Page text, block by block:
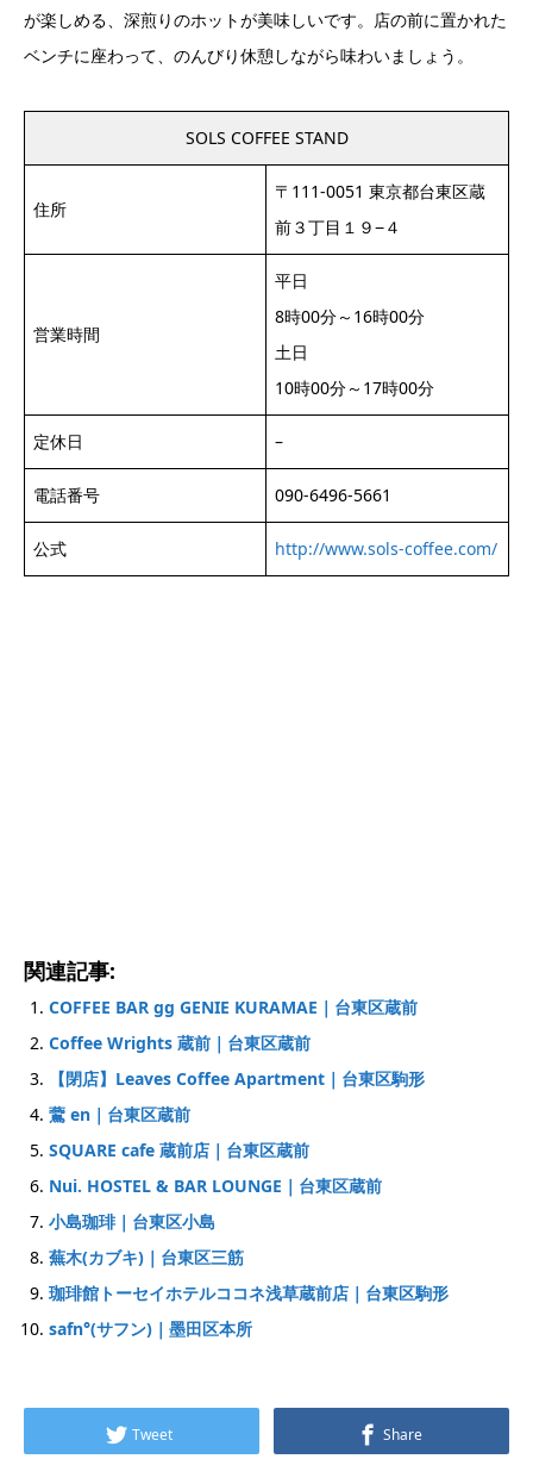
が楽しめる、深煎りのホットが美味しいです。店の前に置かれた
ベンチに座わって、のんびり休憩しながら味わいましょう。
SOLS COFFEE STAND
住所
〒111-0051 東京都台東区蔵
前３丁目１９−４
営業時間
平日
8時00分～16時00分
土日
10時00分～17時00分
定休日 –
電話番号 090-6496-5661
公式 http://www.sols-coffee.com/
関連記事:
COFFEE BAR gg GENIE KURAMAE｜台東区蔵前
Coffee Wrights 蔵前｜台東区蔵前
【閉店】Leaves Coffee Apartment｜台東区駒形
鷰 en｜台東区蔵前
SQUARE cafe 蔵前店｜台東区蔵前
Nui. HOSTEL & BAR LOUNGE｜台東区蔵前
小島珈琲｜台東区小島
蕪木(カブキ)｜台東区三筋
珈琲館トーセイホテルココネ浅草蔵前店｜台東区駒形
safn°(サフン)｜墨田区本所
Tweet Share